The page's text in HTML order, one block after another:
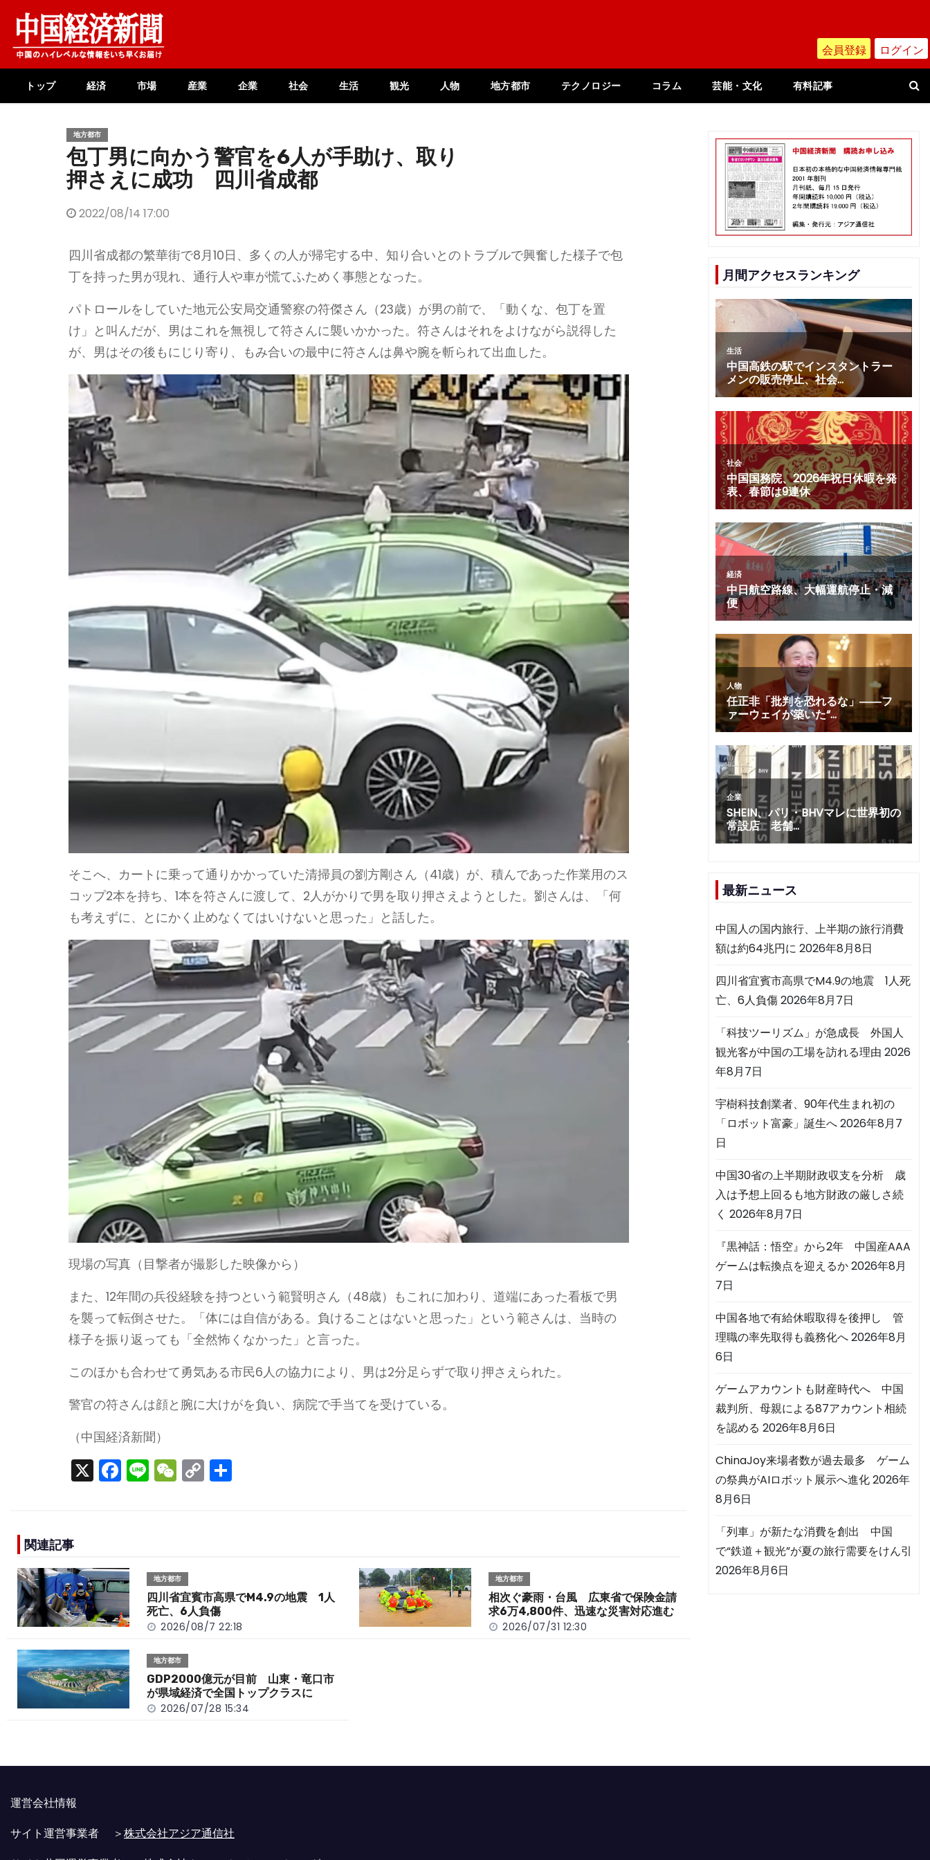
content
会員登録 ログイン
トップ 経済 市場 産業 企業 社会 生活 観光 人物 地方都市 テクノロジー コラム 芸能・文化 有料記事
地方都市
包丁男に向かう警官を6人が手助け、取り
押さえに成功 四川省成都
2022/08/14 17:00
四川省成都の繁華街で8月10日、多くの人が帰宅する中、知り合いとのトラブルで興奮した様子で包
丁を持った男が現れ、通行人や車が慌てふためく事態となった。
パトロールをしていた地元公安局交通警察の符傑さん（23歳）が男の前で、「動くな、包丁を置
け」と叫んだが、男はこれを無視して符さんに襲いかかった。符さんはそれをよけながら説得した
が、男はその後もにじり寄り、もみ合いの最中に符さんは鼻や腕を斬られて出血した。
そこへ、カートに乗って通りかかっていた清掃員の劉方剛さん（41歳）が、積んであった作業用のス
コップ2本を持ち、1本を符さんに渡して、2人がかりで男を取り押さえようとした。劉さんは、「何
も考えずに、とにかく止めなくてはいけないと思った」と話した。
現場の写真（目撃者が撮影した映像から）
また、12年間の兵役経験を持つという範賢明さん（48歳）もこれに加わり、道端にあった看板で男
を襲って転倒させた。「体には自信がある。負けることはないと思った」という範さんは、当時の
様子を振り返っても「全然怖くなかった」と言った。
このほかも合わせて勇気ある市民6人の協力により、男は2分足らずで取り押さえられた。
警官の符さんは顔と腕に大けがを負い、病院で手当てを受けている。
（中国経済新聞）
X F
a
o
o
k
Li
n
W
e
t
C
o
k
関連記事
地方都市
四川省宜賓市高県でM4.9の地震 1人
死亡、6人負傷
2026/08/7 22:18
地方都市
相次ぐ豪雨・台風 広東省で保険金請
求6万4,800件、迅速な災害対応進む
2026/07/31 12:30
地方都市
GDP2000億元が目前 山東・竜口市
が県域経済で全国トップクラスに
2026/07/28 15:34
月間アクセスランキング
最新ニュース
中国人の国内旅行、上半期の旅行消費
額は約64兆円に 2026年8月8日
四川省宜賓市高県でM4.9の地震 1人死
亡、6人負傷2026年8月7日
「科技ツーリズム」が急成長 外国人
観光客が中国の工場を訪れる理由 2026
年8月7日
宇樹科技創業者、90年代生まれ初の
「ロボット富豪」誕生へ2026年8月7
日
中国30省の上半期財政収支を分析 歳
入は予想上回るも地方財政の厳しさ続
く 2026年8月7日
『黒神話：悟空』から2年 中国産AAA
ゲームは転換点を迎えるか2026年8月
7日
中国各地で有給休暇取得を後押し 管
理職の率先取得も義務化へ2026年8月
6日
ゲームアカウントも財産時代へ 中国
裁判所、母親による87アカウント相続
を認める 2026年8月6日
ChinaJoy来場者数が過去最多 ゲーム
の祭典がAIロボット展示へ進化2026年
8月6日
「列車」が新たな消費を創出 中国
で“鉄道＋観光”が夏の旅行需要をけん引
2026年8月6日
運営会社情報
サイト運営事業者 ＞株式会社アジア通信社